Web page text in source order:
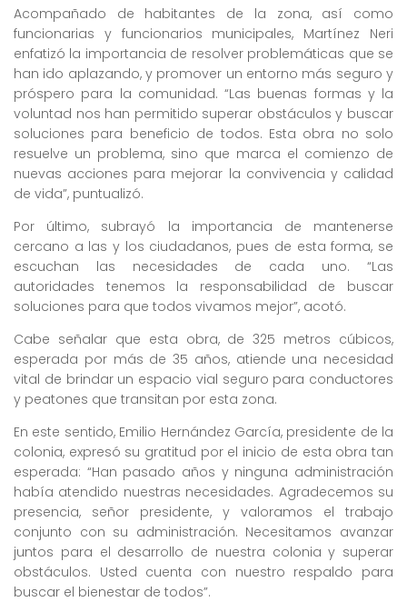
Acompañado de habitantes de la zona, así como
funcionarias y funcionarios municipales, Martínez Neri
enfatizó la importancia de resolver problemáticas que se
han ido aplazando, y promover un entorno más seguro y
próspero para la comunidad. “Las buenas formas y la
voluntad nos han permitido superar obstáculos y buscar
soluciones para beneficio de todos. Esta obra no solo
resuelve un problema, sino que marca el comienzo de
nuevas acciones para mejorar la convivencia y calidad
de vida”, puntualizó.
Por último, subrayó la importancia de mantenerse
cercano a las y los ciudadanos, pues de esta forma, se
escuchan las necesidades de cada uno. “Las
autoridades tenemos la responsabilidad de buscar
soluciones para que todos vivamos mejor”, acotó.
Cabe señalar que esta obra, de 325 metros cúbicos,
esperada por más de 35 años, atiende una necesidad
vital de brindar un espacio vial seguro para conductores
y peatones que transitan por esta zona.
En este sentido, Emilio Hernández García, presidente de la
colonia, expresó su gratitud por el inicio de esta obra tan
esperada: “Han pasado años y ninguna administración
había atendido nuestras necesidades. Agradecemos su
presencia, señor presidente, y valoramos el trabajo
conjunto con su administración. Necesitamos avanzar
juntos para el desarrollo de nuestra colonia y superar
obstáculos. Usted cuenta con nuestro respaldo para
buscar el bienestar de todos”.